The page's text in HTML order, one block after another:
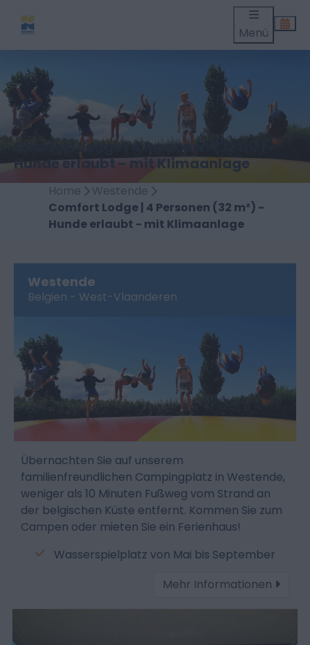
Menü
Comfort Lodge | 4 Personen (32 m²) -
Hunde erlaubt - mit Klimaanlage
Home
Westende
Comfort Lodge | 4 Personen (32 m²) -
Hunde erlaubt - mit Klimaanlage
Westende
Belgien - West-Vlaanderen
Übernachten Sie auf unserem
familienfreundlichen Campingplatz in Westende,
weniger als 10 Minuten Fußweg vom Strand an
der belgischen Küste entfernt. Kommen Sie zum
Campen oder mieten Sie ein Ferienhaus!
Wasserspielplatz von Mai bis September
Mehr Informationen